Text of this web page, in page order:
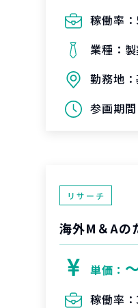
稼働率：
業種：
勤務地：
参画期間
リサーチ
海外M＆Aの
単価：
稼働率：